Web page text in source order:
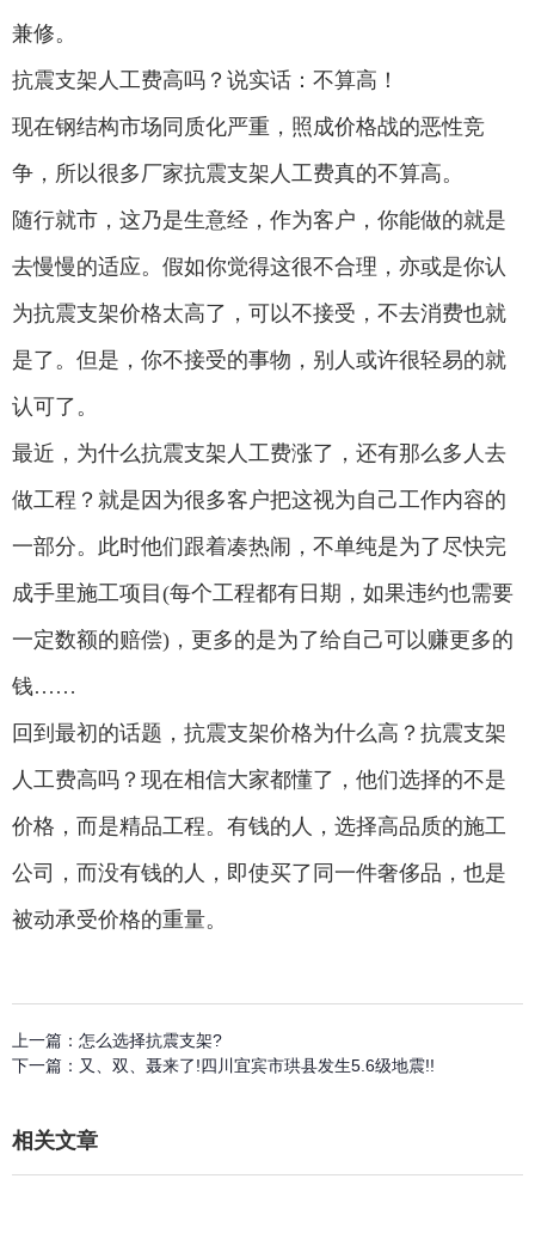
兼修。
抗震支架人工费高吗？说实话：不算高！
现在钢结构市场同质化严重，照成价格战的恶性竞
争，所以很多厂家抗震支架人工费真的不算高。
随行就市，这乃是生意经，作为客户，你能做的就是
去慢慢的适应。假如你觉得这很不合理，亦或是你认
为抗震支架价格太高了，可以不接受，不去消费也就
是了。但是，你不接受的事物，别人或许很轻易的就
认可了。
最近，为什么抗震支架人工费涨了，还有那么多人去
做工程？就是因为很多客户把这视为自己工作内容的
一部分。此时他们跟着凑热闹，不单纯是为了尽快完
成手里施工项目(每个工程都有日期，如果违约也需要
一定数额的赔偿)，更多的是为了给自己可以赚更多的
钱……
回到最初的话题，抗震支架价格为什么高？抗震支架
人工费高吗？现在相信大家都懂了，他们选择的不是
价格，而是精品工程。有钱的人，选择高品质的施工
公司，而没有钱的人，即使买了同一件奢侈品，也是
被动承受价格的重量。
上一篇： 怎么选择抗震支架?
下一篇： 又、双、聂来了!四川宜宾市珙县发生5.6级地震!!
相关文章